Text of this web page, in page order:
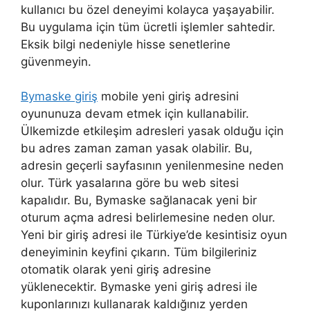
kullanıcı bu özel deneyimi kolayca yaşayabilir.
Bu uygulama için tüm ücretli işlemler sahtedir.
Eksik bilgi nedeniyle hisse senetlerine
güvenmeyin.
Bymaske giriş mobile yeni giriş adresini
oyununuza devam etmek için kullanabilir.
Ülkemizde etkileşim adresleri yasak olduğu için
bu adres zaman zaman yasak olabilir. Bu,
adresin geçerli sayfasının yenilenmesine neden
olur. Türk yasalarına göre bu web sitesi
kapalıdır. Bu, Bymaske sağlanacak yeni bir
oturum açma adresi belirlemesine neden olur.
Yeni bir giriş adresi ile Türkiye’de kesintisiz oyun
deneyiminin keyfini çıkarın. Tüm bilgileriniz
otomatik olarak yeni giriş adresine
yüklenecektir. Bymaske yeni giriş adresi ile
kuponlarınızı kullanarak kaldığınız yerden